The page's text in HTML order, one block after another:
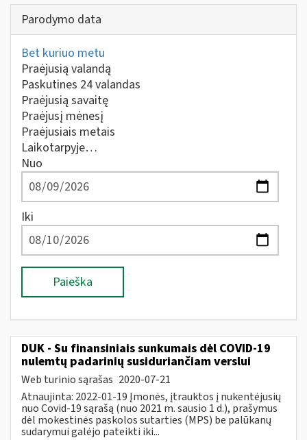
Parodymo data
Bet kuriuo metu
Praėjusią valandą
Paskutines 24 valandas
Praėjusią savaitę
Praėjusį mėnesį
Praėjusiais metais
Laikotarpyje…
Nuo
Iki
Paieška
DUK - Su finansiniais sunkumais dėl COVID-19
nulemtų padarinių susiduriančiam verslui
Web turinio sąrašas 2020-07-21
Atnaujinta: 2022-01-19 Įmonės, įtrauktos į nukentėjusių
nuo Covid-19 sąrašą (nuo 2021 m. sausio 1 d.), prašymus
dėl mokestinės paskolos sutarties (MPS) be palūkanų
sudarymui galėjo pateikti iki...